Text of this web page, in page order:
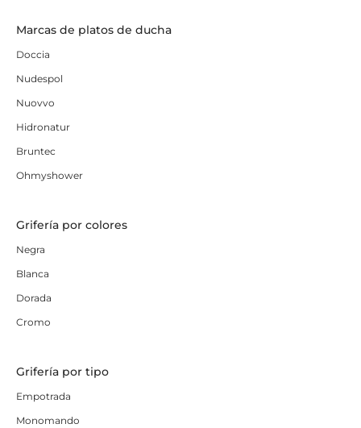
Marcas de platos de ducha
Doccia
Nudespol
Nuovvo
Hidronatur
Bruntec
Ohmyshower
Grifería por colores
Negra
Blanca
Dorada
Cromo
Grifería por tipo
Empotrada
Monomando